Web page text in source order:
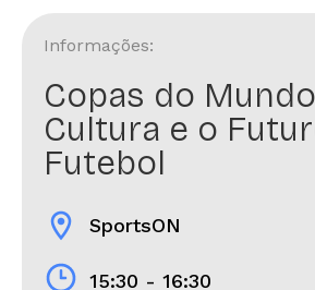
Informações:
Copas do
Cultura e o
Futebol
location_on SportsON
15:30 - 16:30